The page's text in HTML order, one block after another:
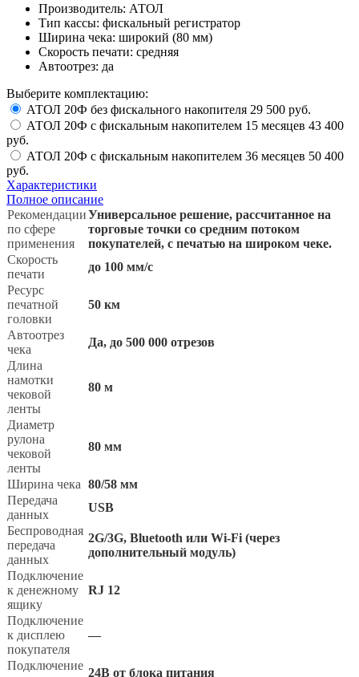
Производитель: АТОЛ
Тип кассы: фискальный регистратор
Ширина чека: широкий (80 мм)
Скорость печати: средняя
Автоотрез: да
Выберите комплектацию:
АТОЛ 20Ф без фискального накопителя 29 500 руб.
АТОЛ 20Ф с фискальным накопителем 15 месяцев 43 400
руб.
АТОЛ 20Ф с фискальным накопителем 36 месяцев 50 400
руб.
Характеристики
Полное описание
Рекомендации
по сфере
применения
Универсальное решение, рассчитанное на
торговые точки со средним потоком
покупателей, с печатью на широком чеке.
Скорость
печати
до 100 мм/с
Ресурс
печатной
головки
50 км
Автоотрез
чека
Да, до 500 000 отрезов
Длина
намотки
чековой
ленты
80 м
Диаметр
рулона
чековой
ленты
80 мм
Ширина чека 80/58 мм
Передача
данных
USB
Беспроводная
передача
данных
2G/3G, Bluetooth или Wi-Fi (через
дополнительный модуль)
Подключение
к денежному
ящику
RJ 12
Подключение
к дисплею
покупателя
—
Подключение
24В от блока питания